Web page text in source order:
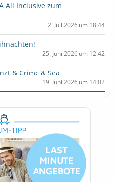
All Inclusive zum
2. Juli 2026 um 18:44
25. Juni 2026 um 12:42
& Crime & Sea
19. Juni 2026 um 14:02